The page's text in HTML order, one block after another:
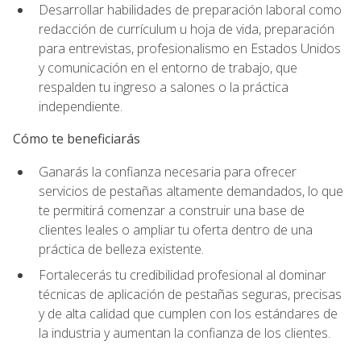
Desarrollar habilidades de preparación laboral como
redacción de currículum u hoja de vida, preparación
para entrevistas, profesionalismo en Estados Unidos
y comunicación en el entorno de trabajo, que
respalden tu ingreso a salones o la práctica
independiente.
Cómo te beneficiarás
Ganarás la confianza necesaria para ofrecer
servicios de pestañas altamente demandados, lo que
te permitirá comenzar a construir una base de
clientes leales o ampliar tu oferta dentro de una
práctica de belleza existente.
Fortalecerás tu credibilidad profesional al dominar
técnicas de aplicación de pestañas seguras, precisas
y de alta calidad que cumplen con los estándares de
la industria y aumentan la confianza de los clientes.